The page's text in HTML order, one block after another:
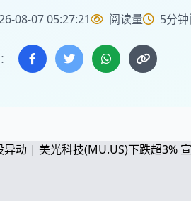
08-07 05:27:21 阅读量 5分